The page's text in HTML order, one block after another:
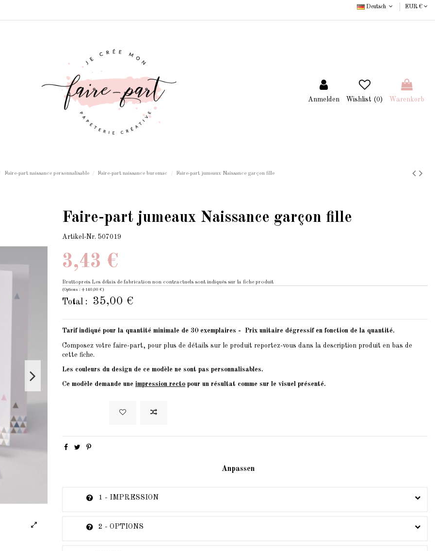
Deutsch EUR €
Anmelden Wishlist (0) Warenkorb
Faire-part naissance personnalisable Faire-part naissance buromac Faire-part jumeaux Naissance garçon fille
Faire-part jumeaux Naissance garçon fille
Artikel-Nr. 507019
3,43 €
Bruttopreis Les délais de fabrication non contractuels sont indiqués sur la fiche produit
(Options : +140,00 €)
Total : 35,00 €
Tarif indiqué pour la quantité minimale de 30 exemplaires - Prix unitaire dégressif en fonction de la quantité.
Composez votre faire-part, pour plus de détails sur le produit reportez-vous dans la description produit en bas de
cette fiche.
Les couleurs du design de ce modèle ne sont pas personnalisables.
Ce modèle demande une impression recto pour un résultat comme sur le visuel présenté.
Anpassen
1 - IMPRESSION
2 - OPTIONS